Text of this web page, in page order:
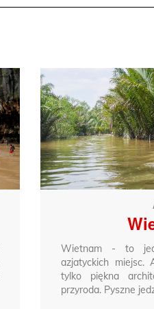
Wietnam - to
azjatyckich miejsc.
tylko piękna
przyroda. Pyszne